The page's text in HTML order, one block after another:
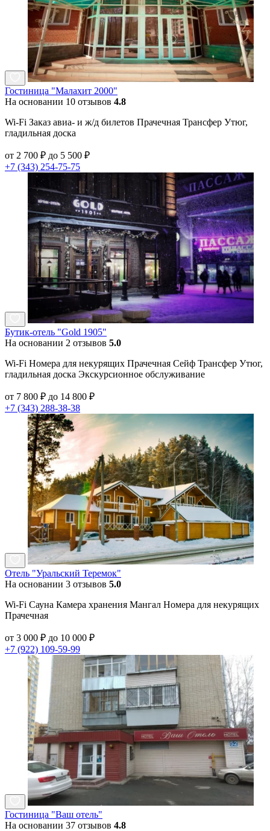
Гостиница "Малахит 2000"
На основании 10 отзывов 4.8
Wi-Fi Заказ авиа- и ж/д билетов Прачечная Трансфер Утюг,
гладильная доска
от 2 700 ₽ до 5 500 ₽
+7 (343) 254-75-75
Бутик-отель "Gold 1905"
На основании 2 отзывов 5.0
Wi-Fi Номера для некурящих Прачечная Сейф Трансфер Утюг,
гладильная доска Экскурсионное обслуживание
от 7 800 ₽ до 14 800 ₽
+7 (343) 288-38-38
Отель "Уральский Теремок"
На основании 3 отзывов 5.0
Wi-Fi Сауна Камера хранения Мангал Номера для некурящих
Прачечная
от 3 000 ₽ до 10 000 ₽
+7 (922) 109-59-99
Гостиница "Ваш отель"
На основании 37 отзывов 4.8